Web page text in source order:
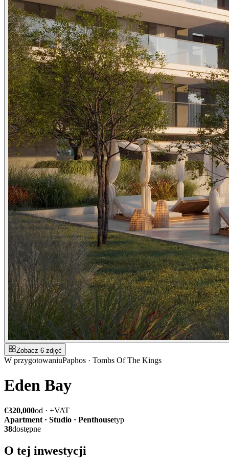
Zobacz 6 zdjęć
W przygotowaniuPaphos · Tombs Of The Kings
Eden Bay
€320,000od · +VAT
Apartment · Studio · Penthousetyp
38dostępne
O tej inwestycji